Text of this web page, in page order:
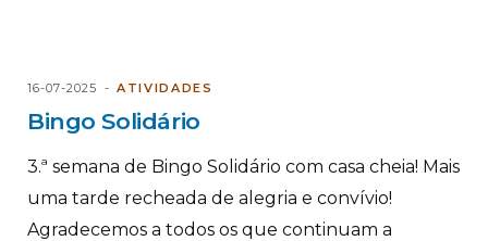
16-07-2025 ATIVIDADES
Bingo Solidário
3.ª semana de Bingo Solidário com casa cheia! Mais
uma tarde recheada de alegria e convívio!
Agradecemos a todos os que continuam a